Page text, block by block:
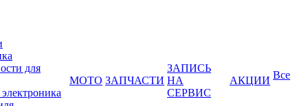
для
МОТО ЗАПЧАСТИ
ЗАПИСЬ
НА
СЕРВИС
АКЦИИ Все